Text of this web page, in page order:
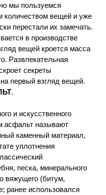
мы пользуемся
количеством вещей и уже
перестали их замечать.
в производстве
вещей кроется масса
Развлекательная
секреты
первый взгляд вещей.
.
и искусственного
асфальт называют
каменный материал,
уплотнения
песка, минерального
вяжущего (битум,
ранее использовался